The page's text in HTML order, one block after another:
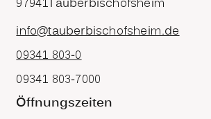
97941Tauberbischofsheim
info@tauberbischofsheim.de
09341 803-0
09341 803-7000
Öffnungszeiten